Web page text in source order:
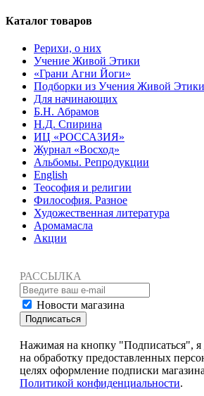
Каталог товаров
Рерихи, о них
Учение Живой Этики
«Грани Агни Йоги»
Подборки из Учения Живой Этики
Для начинающих
Б.Н. Абрамов
Н.Д. Спирина
ИЦ «РОССАЗИЯ»
Журнал «Восход»
Альбомы. Репродукции
English
Теософия и религии
Философия. Разное
Художественная литература
Аромамасла
Акции
РАССЫЛКА
Новости магазина
Подписаться
Нажимая на кнопку "Подписаться", я
на обработку предоставленных
целях оформление подписки
Политикой конфиденциальности.